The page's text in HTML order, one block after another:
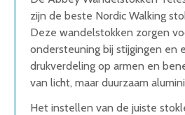
zijn de beste Nordic Walking
Deze wandelstokken zorgen
ondersteuning bij stijgingen en
drukverdeling op armen en
van licht, maar duurzaam
Het instellen van de juiste